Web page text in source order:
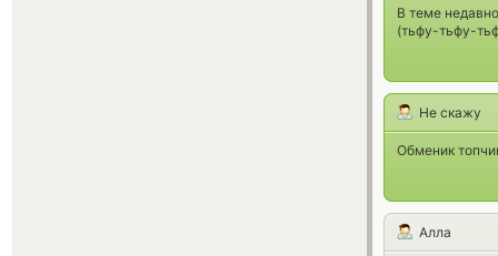
В теме
(тьфу-тьфу-
Не скажу
Обменик
Алла